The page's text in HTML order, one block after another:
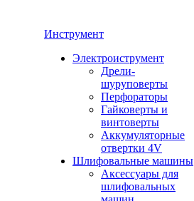
Инструмент
Электроиструмент
Дрели-
шуруповерты
Перфораторы
Гайковерты и
винтоверты
Аккумуляторные
отвертки 4V
Шлифовальные машины
Аксессуары для
шлифовальных